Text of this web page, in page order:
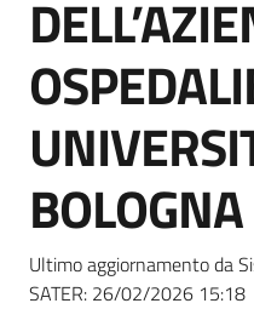
BOLOGNA
Ultimo aggiornamento da
SATER: 26/02/2026 15:18